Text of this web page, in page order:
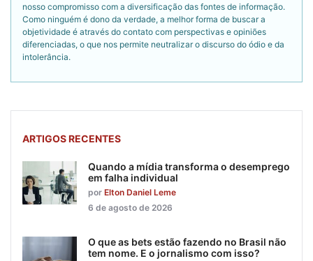
nosso compromisso com a diversificação das fontes de informação.
Como ninguém é dono da verdade, a melhor forma de buscar a
objetividade é através do contato com perspectivas e opiniões
diferenciadas, o que nos permite neutralizar o discurso do ódio e da
intolerância.
ARTIGOS RECENTES
Quando a mídia transforma o desemprego
em falha individual
por Elton Daniel Leme
6 de agosto de 2026
O que as bets estão fazendo no Brasil não
tem nome. E o jornalismo com isso?